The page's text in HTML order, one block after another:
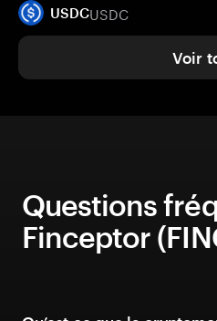
USDCUSDC
Voir
Questions
Finceptor